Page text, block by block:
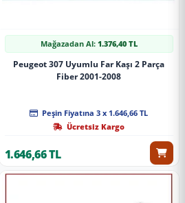
Mağazadan Al: 1.376,40 TL
Peugeot 307 Uyumlu Far Kaşı 2 Parça
Fiber 2001-2008
Peşin Fiyatına 3 x 1.646,66 TL
Ücretsiz Kargo
1.646,66 TL